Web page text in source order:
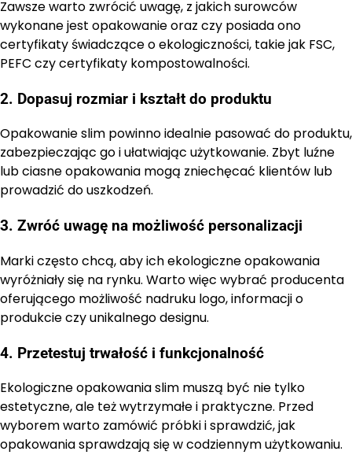
Zawsze warto zwrócić uwagę, z jakich surowców
wykonane jest opakowanie oraz czy posiada ono
certyfikaty świadczące o ekologiczności, takie jak FSC,
PEFC czy certyfikaty kompostowalności.
2. Dopasuj rozmiar i kształt do produktu
Opakowanie slim powinno idealnie pasować do produktu,
zabezpieczając go i ułatwiając użytkowanie. Zbyt luźne
lub ciasne opakowania mogą zniechęcać klientów lub
prowadzić do uszkodzeń.
3. Zwróć uwagę na możliwość personalizacji
Marki często chcą, aby ich ekologiczne opakowania
wyróżniały się na rynku. Warto więc wybrać producenta
oferującego możliwość nadruku logo, informacji o
produkcie czy unikalnego designu.
4. Przetestuj trwałość i funkcjonalność
Ekologiczne opakowania slim muszą być nie tylko
estetyczne, ale też wytrzymałe i praktyczne. Przed
wyborem warto zamówić próbki i sprawdzić, jak
opakowania sprawdzają się w codziennym użytkowaniu.